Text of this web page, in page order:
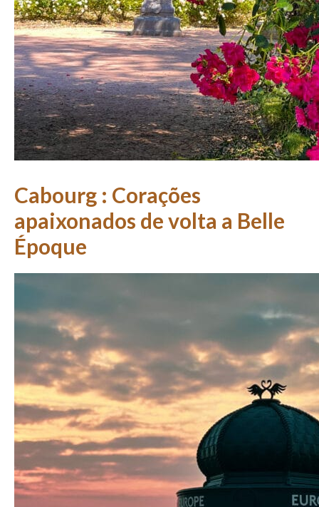
Cabourg : Corações
apaixonados de volta a Belle
Époque